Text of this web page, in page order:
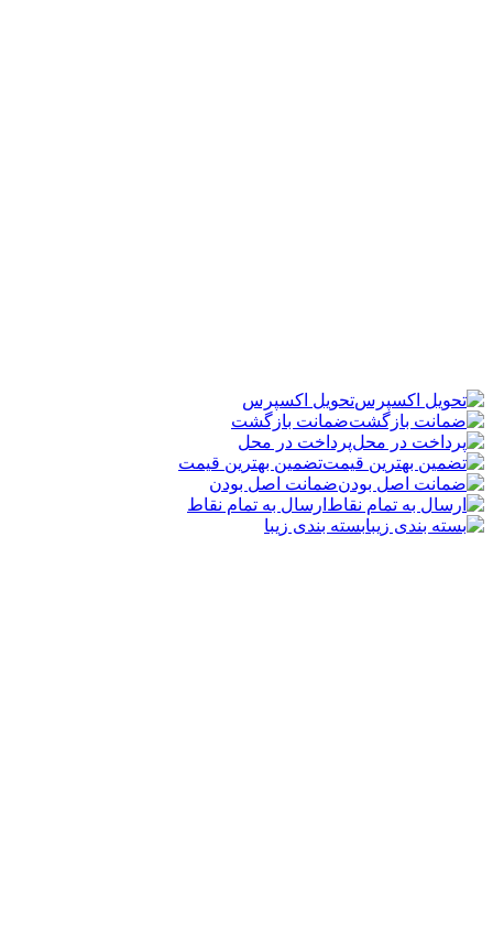
تحویل اکسپرس
ضمانت بازگشت
پرداخت در محل
تضمین بهترین قیمت
ضمانت اصل بودن
ارسال به تمام نقاط
بسته بندی زیبا